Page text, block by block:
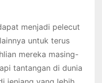
menjadi pelecut
untuk terus
mereka masing-
tantangan di dunia